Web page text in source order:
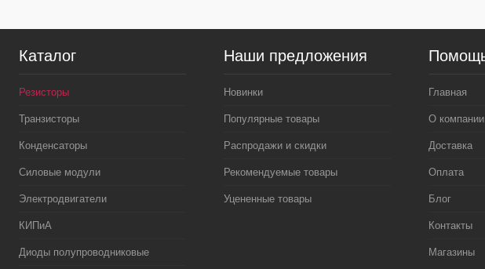
Каталог
Резисторы
Транзисторы
Конденсаторы
Силовые модули
Электродвигатели
КИПиА
Диоды полупроводниковые
Наши предложения
Новинки
Популярные товары
Распродажи и скидки
Рекомендуемые товары
Уцененные товары
Главная
О компании
Доставка
Оплата
Блог
Контакты
Магазины